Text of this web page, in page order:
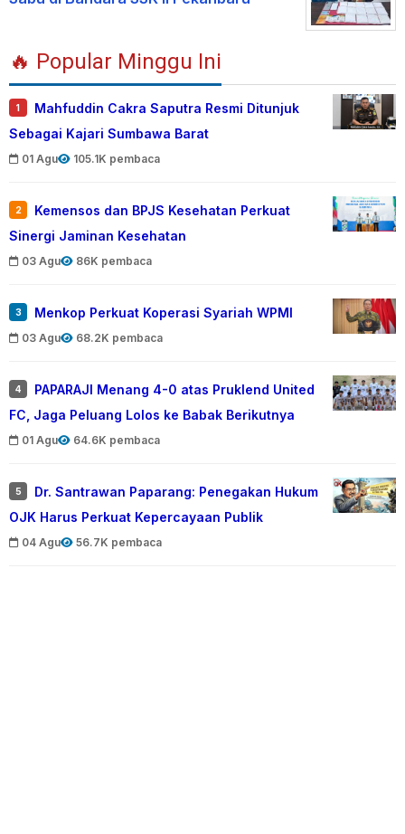
🔥 Popular Minggu Ini
1
Mahfuddin Cakra Saputra Resmi Ditunjuk
Sebagai Kajari Sumbawa Barat
01 Agu 105.1K pembaca
2
Kemensos dan BPJS Kesehatan Perkuat
Sinergi Jaminan Kesehatan
03 Agu 86K pembaca
3 Menkop Perkuat Koperasi Syariah WPMI
03 Agu 68.2K pembaca
4
PAPARAJI Menang 4-0 atas Pruklend United
FC, Jaga Peluang Lolos ke Babak Berikutnya
01 Agu 64.6K pembaca
5
Dr. Santrawan Paparang: Penegakan Hukum
OJK Harus Perkuat Kepercayaan Publik
04 Agu 56.7K pembaca